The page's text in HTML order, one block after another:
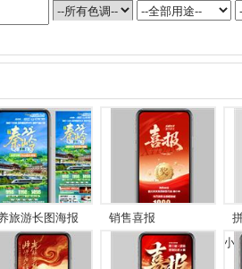
旅游长图海报 销售喜报
小